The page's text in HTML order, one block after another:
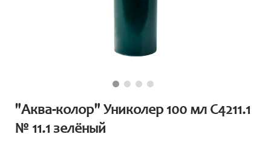
"Аква-колор" Униколер 100 мл С4211.1
№ 11.1 зелёный